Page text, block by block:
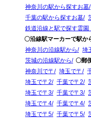
神奈川の駅から探すお墓
千葉の駅から探すお墓
鉄道沿線と駅で探す霊園
〇沿線駅マーカーで駅か
神奈川の沿線駅から
埼
茨城の沿線駅から
〇郵
神奈川で〒
埼玉で〒
埼玉で〒2
千葉で〒2
埼玉で〒3
千葉で〒3
埼玉で〒4
千葉で〒4
埼玉で〒5
千葉で〒5